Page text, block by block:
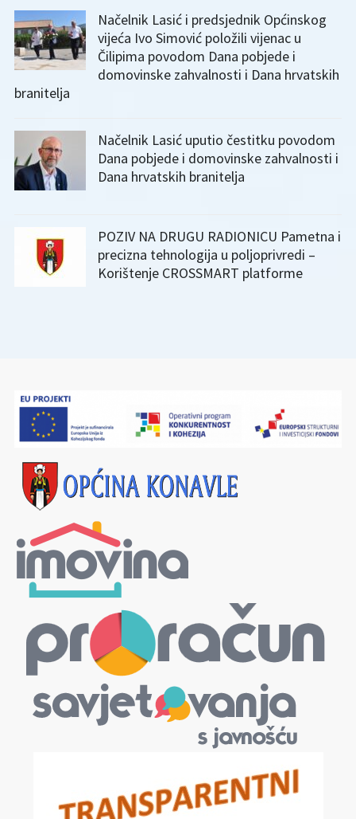
Načelnik Lasić i predsjednik Općinskog
vijeća Ivo Simović položili vijenac u
Čilipima povodom Dana pobjede i
domovinske zahvalnosti i Dana hrvatskih
branitelja
Načelnik Lasić uputio čestitku povodom
Dana pobjede i domovinske zahvalnosti i
Dana hrvatskih branitelja
POZIV NA DRUGU RADIONICU Pametna i
precizna tehnologija u poljoprivredi –
Korištenje CROSSMART platforme